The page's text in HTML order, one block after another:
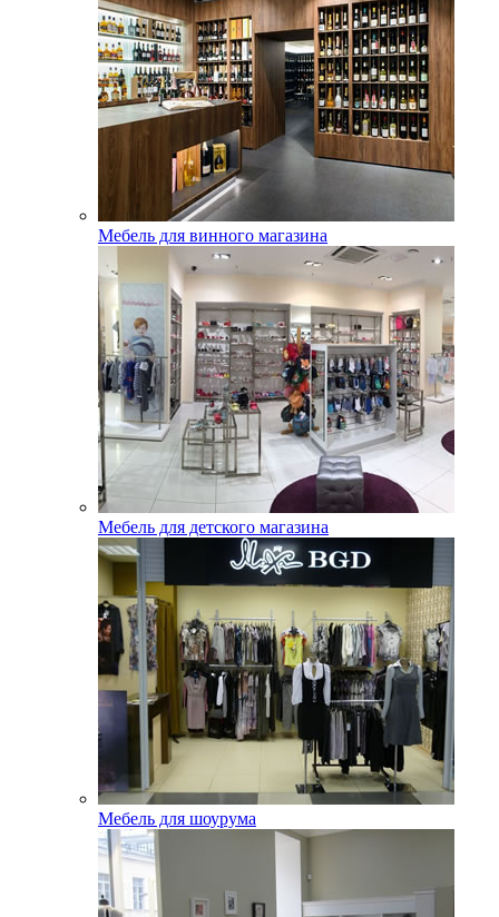
Мебель для винного магазина
Мебель для детского магазина
Мебель для шоурума